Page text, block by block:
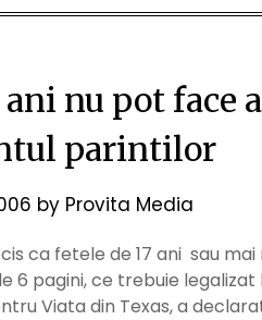
nu pot face
parintilor
by Provita Media
ca fetele de 17 ani sau
pagini, ce trebuie legalizat
Viata din Texas, a